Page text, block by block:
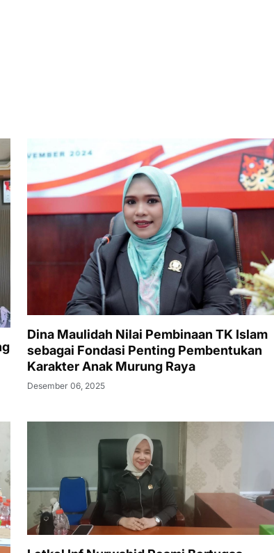
Dina Maulidah Nilai Pembinaan TK Islam
sebagai Fondasi Penting Pembentukan
Karakter Anak Murung Raya
Desember 06, 2025